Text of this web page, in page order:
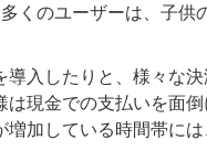
くのユーザーは、子供
入したりと、様々な
現金での支払いを面倒
加している時間帯に